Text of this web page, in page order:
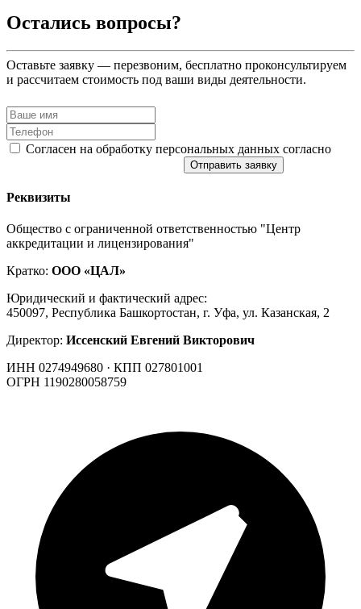
Остались вопросы?
Оставьте заявку — перезвоним, бесплатно проконсультируем
и рассчитаем стоимость под ваши виды деятельности.
Согласен на обработку персональных данных согласно
Отправить заявку
Реквизиты
Общество с ограниченной ответственностью "Центр
аккредитации и лицензирования"
Кратко: ООО «ЦАЛ»
Юридический и фактический адрес:
450097, Республика Башкортостан, г. Уфа, ул. Казанская, 2
Директор: Иссенский Евгений Викторович
ИНН 0274949680 · КПП 027801001
ОГРН 1190280058759